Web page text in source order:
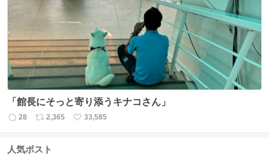
「館長にそっと寄り添うキナコさん」
返
数
28
リ
ス
2,365
い
33,585
人気ポスト